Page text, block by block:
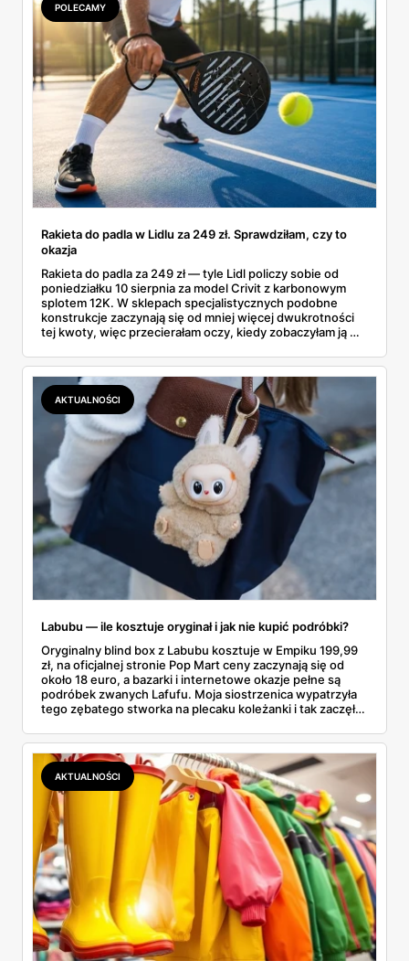
POLECAMY
Rakieta do padla w Lidlu za 249 zł. Sprawdziłam, czy to
okazja
Rakieta do padla za 249 zł — tyle Lidl policzy sobie od
poniedziałku 10 sierpnia za model Crivit z karbonowym
splotem 12K. W sklepach specjalistycznych podobne
konstrukcje zaczynają się od mniej więcej dwukrotności
tej kwoty, więc przecierałam oczy, kiedy zobaczyłam ją w
najszybciej rosnący sport w Polsce: kortów przybywa
lawinowo, a chętnych jeszcze szybciej. Sprawdziłam, co
dokładnie dostajemy za te pieniądze i komu taka rakieta
faktycznie wystarczy.
AKTUALNOŚCI
Labubu — ile kosztuje oryginał i jak nie kupić podróbki?
Oryginalny blind box z Labubu kosztuje w Empiku 199,99
zł, na oficjalnej stronie Pop Mart ceny zaczynają się od
około 18 euro, a bazarki i internetowe okazje pełne są
podróbek zwanych Lafufu. Moja siostrzenica wypatrzyła
tego zębatego stworka na plecaku koleżanki i tak zaczęło
kosztuje i po czym poznać, że sprzedawca nie wciska nam
podróbki. Spisałam wszystko, czego się dowiedziałam —
łącznie z jedną wpadką, o której za chwilę.
AKTUALNOŚCI